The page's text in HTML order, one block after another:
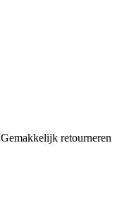
Gemakkelijk retourneren